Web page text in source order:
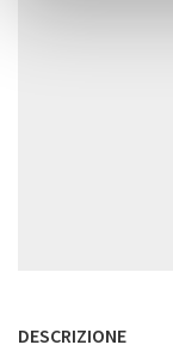
DESCRIZIONE